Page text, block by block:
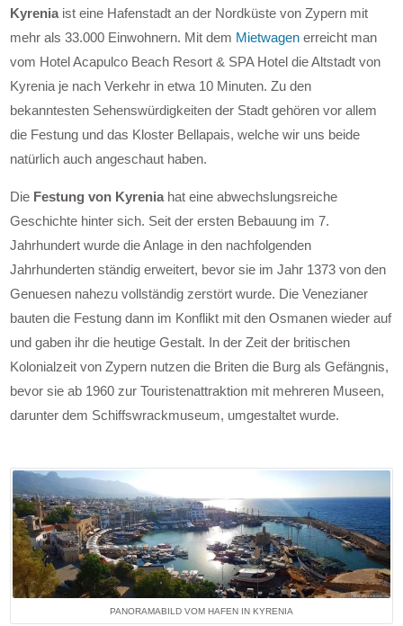
Kyrenia ist eine Hafenstadt an der Nordküste von Zypern mit
mehr als 33.000 Einwohnern. Mit dem Mietwagen erreicht man
vom Hotel Acapulco Beach Resort & SPA Hotel die Altstadt von
Kyrenia je nach Verkehr in etwa 10 Minuten. Zu den
bekanntesten Sehenswürdigkeiten der Stadt gehören vor allem
die Festung und das Kloster Bellapais, welche wir uns beide
natürlich auch angeschaut haben.
Die Festung von Kyrenia hat eine abwechslungsreiche
Geschichte hinter sich. Seit der ersten Bebauung im 7.
Jahrhundert wurde die Anlage in den nachfolgenden
Jahrhunderten ständig erweitert, bevor sie im Jahr 1373 von den
Genuesen nahezu vollständig zerstört wurde. Die Venezianer
bauten die Festung dann im Konflikt mit den Osmanen wieder auf
und gaben ihr die heutige Gestalt. In der Zeit der britischen
Kolonialzeit von Zypern nutzen die Briten die Burg als Gefängnis,
bevor sie ab 1960 zur Touristenattraktion mit mehreren Museen,
darunter dem Schiffswrackmuseum, umgestaltet wurde.
PANORAMABILD VOM HAFEN IN KYRENIA